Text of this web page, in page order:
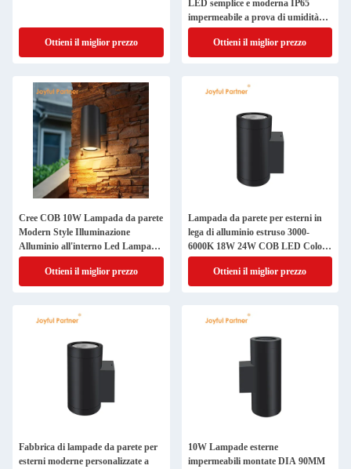
Ottieni il miglior prezzo
LED semplice e moderna IP65
impermeabile a prova di umidità
per il muro del balcone
Ottieni il miglior prezzo
Cree COB 10W Lampada da parete
Modern Style Illuminazione
Alluminio all'interno Led Lampade
da parete esterne
Ottieni il miglior prezzo
Lampada da parete per esterni in
lega di alluminio estruso 3000-
6000K 18W 24W COB LED Colore
alloggiamento nero
Ottieni il miglior prezzo
Fabbrica di lampade da parete per
esterni moderne personalizzate a
10W Lampade esterne
impermeabili montate DIA 90MM